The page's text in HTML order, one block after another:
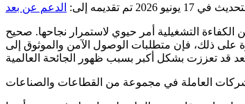
في 17 يونيو 2026 تم تقديمه إلى: الدعم عن بعد
التشغيلية أمر حيوي لاستمرار نجاحها. صحيح
ذلك، فإن متطلبات الوصول الآمن والموثوق إلى